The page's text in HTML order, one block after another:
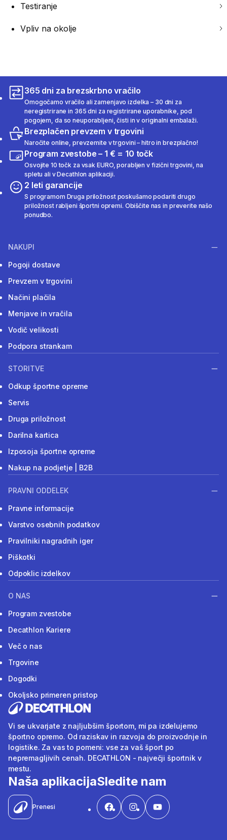
Testiranje
Vpliv na okolje
365 dni za brezskrbno vračilo
Omogočamo vračilo ali zamenjavo izdelka – 30 dni za
neregistrirane in 365 dni za registrirane uporabnike, pod
pogojem, da so neuporabljeni, čisti in v originalni embalaži.
Brezplačen prevzem v trgovini
Naročite online, prevzemite v trgovini – hitro in brezplačno!
Program zvestobe – 1 € = 10 točk
Osvojite 10 točk za vsak EURO, porabljen v fizični trgovini, na
spletu ali v Decathlon aplikaciji.
2 leti garancije
S programom Druga priložnost poskušamo podariti drugo
priložnost rabljeni športni opremi. Obiščite nas in preverite našo
ponudbo.
NAKUPI
Pogoji dostave
Prevzem v trgovini
Načini plačila
Menjave in vračila
Vodič velikosti
Podpora strankam
STORITVE
Odkup športne opreme
Servis
Druga priložnost
Darilna kartica
Izposoja športne opreme
Nakup na podjetje | B2B
PRAVNI ODDELEK
Pravne informacije
Varstvo osebnih podatkov
Pravilniki nagradnih iger
Piškotki
Odpoklic izdelkov
O NAS
Program zvestobe
Decathlon Kariere
Več o nas
Trgovine
Dogodki
Okoljsko primeren pristop
Vi se ukvarjate z najljubšim športom, mi pa izdelujemo
športno opremo. Od raziskav in razvoja do proizvodnje in
logistike. Za vas to pomeni: vse za vaš šport po
nepremagljivih cenah. DECATHLON - največji športnik v
mestu.
Naša aplikacija
Prenesi
Sledite nam